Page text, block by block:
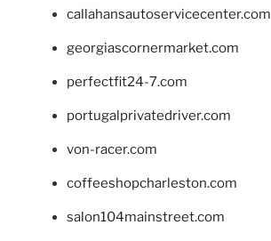
callahansautoservicecenter.com
georgiascornermarket.com
perfectfit24-7.com
portugalprivatedriver.com
von-racer.com
coffeeshopcharleston.com
salon104mainstreet.com